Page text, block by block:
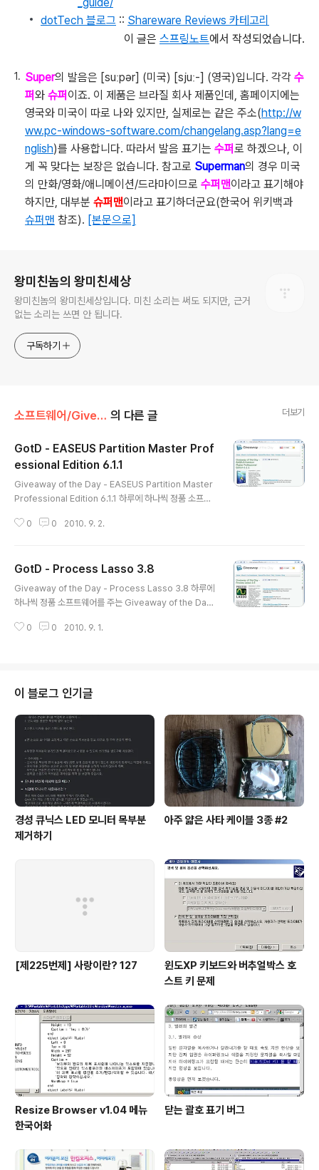
dotTech 블로그 :: Shareware Reviews 카테고리
이 글은 스프링노트에서 작성되었습니다.
Super의 발음은 [suːpər] (미국) [sjuː-] (영국)입니다. 각각 수
퍼와 슈퍼 이죠. 이 제품은 브라질 회사 제품인데, 홈페이지에는
영국와 미국이 따로 나와 있지만, 실제로는 같은 주소(http://w
ww.pc-windows-software.com/changelang.asp?lang=e
nglish)를 사용합니다. 따라서 발음 표기는 수퍼로 하겠으나, 이
게 꼭 맞다는 보장은 없습니다. 참고로 Superman의 경우 미국
의 만화/영화/애니메이션/드라마이므로 수퍼맨이라고 표기해야
하지만, 대부분 슈퍼맨이라고 표기하더군요(한국어 위키백과
슈퍼맨 참조). [본문으로]
왕미친놈의 왕미친세상
왕미친놈의 왕미친세상입니다. 미친 소리는 써도 되지만, 근거
없는 소리는 쓰면 안 됩니다.
구독하기
소프트웨어/Giveaway 의 다른 글 더보기
GotD - EASEUS Partition Master Prof
essional Edition 6.1.1
Giveaway of the Day - EASEUS Partition Master
Professional Edition 6.1.1 하루에 하나씩 정품 소프트
0년 9월 2일에 EASEUS Partition Master Professio
다. 참고 : 여기에 나온 설명문은 기본적으로 giveawayof
theday.com 의 내용을 그대로 옮긴 수준입니다. 따라서
이 글을 이용할 때에는 크리에이티브 커먼즈 저작자표시-
비상업적 용도로 수정하지 않고 이용해 주십..
0 0 2010. 9. 2.
GotD - Process Lasso 3.8
Giveaway of the Day - Process Lasso 3.8 하루에
하나씩 정품 소프트웨어를 주는 Giveaway of the Day
고 합니다. 이 프로그램은 이미 5월 21일에 이전 버전이 제
저작자표시-비영리-변경금지(CC-BY-NC-ND) 2.0 라
이선스에 따라 비상업적 용도로 수정하지 않고 이용해 주
십시오. 프로그램 설명 Process Lasso(프로세스 래소)
프로그램 Process Lasso(프로세스 래소) 프로그램은
0 0 2010. 9. 1.
이 블로그 인기글
경성 큐닉스 LED 모니터 목부분
제거하기
아주 얇은 사타 케이블 3종 #2
[제225번제] 사랑이란? 127
윈도XP 키보드와 버추얼박스 호
스트 키 문제
Resize Browser v1.04 메뉴
한국어화
닫는 괄호 표기 버그